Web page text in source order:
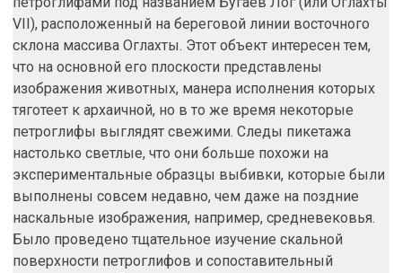
VII), расположенный на береговой линии восточного
склона массива Оглахты. Этот объект интересен тем,
что на основной его плоскости представлены
изображения животных, манера исполнения которых
тяготеет к архаичной, но в то же время некоторые
петроглифы выглядят свежими. Следы пикетажа
настолько светлые, что они больше похожи на
экспериментальные образцы выбивки, которые были
выполнены совсем недавно, чем даже на поздние
наскальные изображения, например, средневековья.
Было проведено тщательное изучение скальной
поверхности петроглифов и сопоставительный